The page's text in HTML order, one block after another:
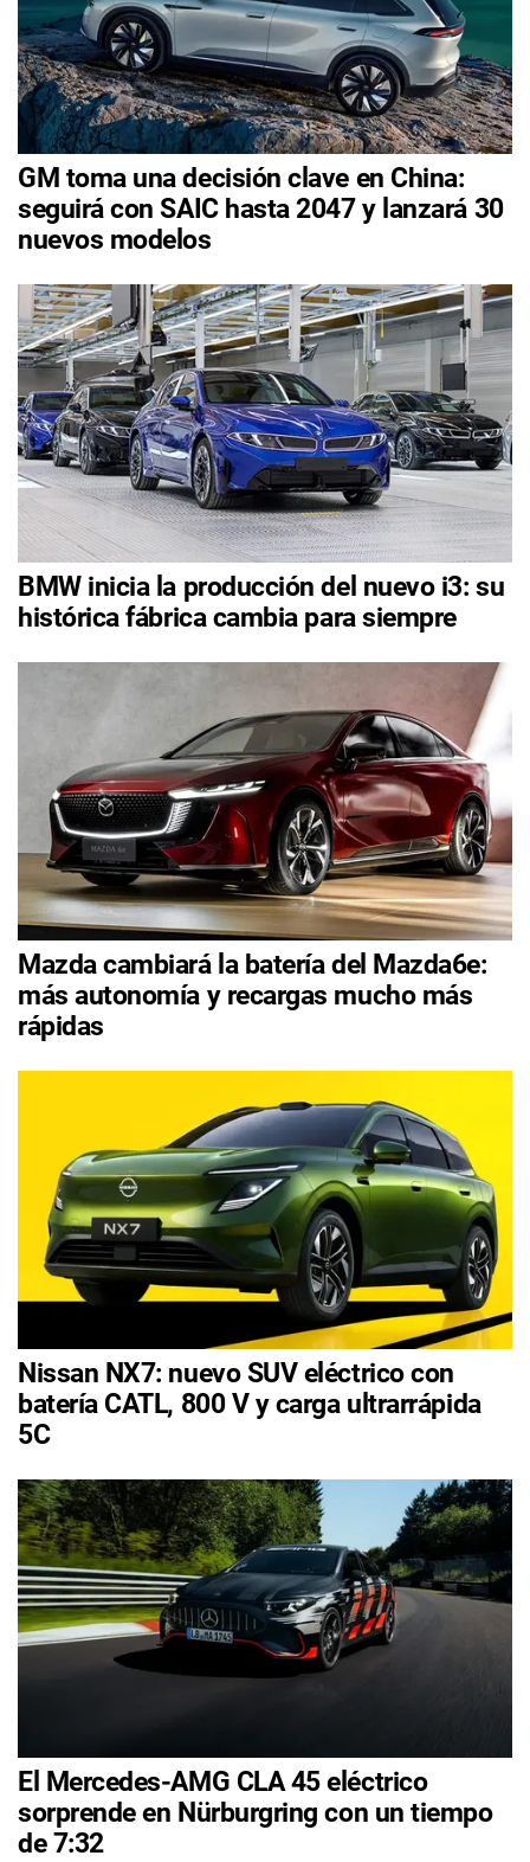
GM toma una decisión clave en China:
seguirá con SAIC hasta 2047 y lanzará 30
nuevos modelos
BMW inicia la producción del nuevo i3: su
histórica fábrica cambia para siempre
Mazda cambiará la batería del Mazda6e:
más autonomía y recargas mucho más
rápidas
Nissan NX7: nuevo SUV eléctrico con
batería CATL, 800 V y carga ultrarrápida
5C
El Mercedes-AMG CLA 45 eléctrico
sorprende en Nürburgring con un tiempo
de 7:32